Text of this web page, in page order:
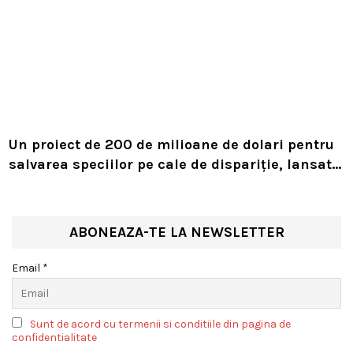
Un proiect de 200 de milioane de dolari pentru
salvarea speciilor pe cale de dispariție, lansat
ABONEAZA-TE LA NEWSLETTER
Email *
Sunt de acord cu termenii si conditiile din pagina de
confidentialitate